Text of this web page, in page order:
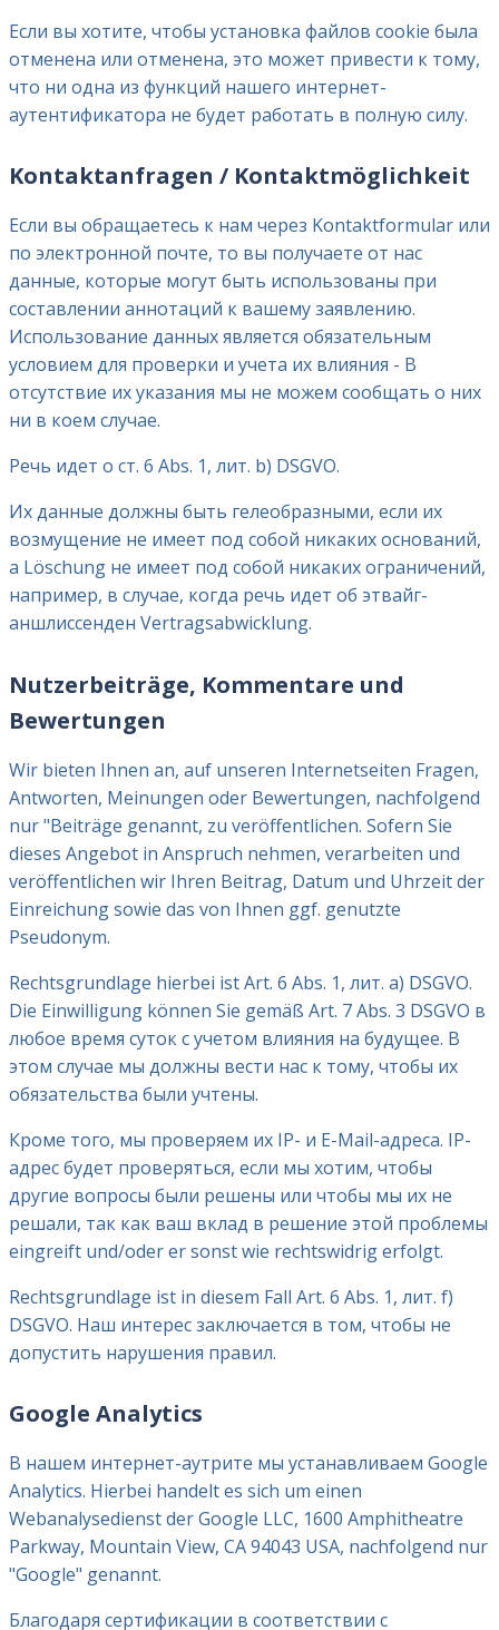
Если вы хотите, чтобы установка файлов cookie была
отменена или отменена, это может привести к тому,
что ни одна из функций нашего интернет-
аутентификатора не будет работать в полную силу.
Kontaktanfragen / Kontaktmöglichkeit
Если вы обращаетесь к нам через Kontaktformular или
по электронной почте, то вы получаете от нас
данные, которые могут быть использованы при
составлении аннотаций к вашему заявлению.
Использование данных является обязательным
условием для проверки и учета их влияния - В
отсутствие их указания мы не можем сообщать о них
ни в коем случае.
Речь идет о ст. 6 Abs. 1, лит. b) DSGVO.
Их данные должны быть гелеобразными, если их
возмущение не имеет под собой никаких оснований,
а Löschung не имеет под собой никаких ограничений,
например, в случае, когда речь идет об этвайг-
аншлиссенден Vertragsabwicklung.
Nutzerbeiträge, Kommentare und
Bewertungen
Wir bieten Ihnen an, auf unseren Internetseiten Fragen,
Antworten, Meinungen oder Bewertungen, nachfolgend
nur "Beiträge genannt, zu veröffentlichen. Sofern Sie
dieses Angebot in Anspruch nehmen, verarbeiten und
veröffentlichen wir Ihren Beitrag, Datum und Uhrzeit der
Einreichung sowie das von Ihnen ggf. genutzte
Pseudonym.
Rechtsgrundlage hierbei ist Art. 6 Abs. 1, лит. a) DSGVO.
Die Einwilligung können Sie gemäß Art. 7 Abs. 3 DSGVO в
любое время суток с учетом влияния на будущее. В
этом случае мы должны вести нас к тому, чтобы их
обязательства были учтены.
Кроме того, мы проверяем их IP- и E-Mail-адреса. IP-
адрес будет проверяться, если мы хотим, чтобы
другие вопросы были решены или чтобы мы их не
решали, так как ваш вклад в решение этой проблемы
eingreift und/oder er sonst wie rechtswidrig erfolgt.
Rechtsgrundlage ist in diesem Fall Art. 6 Abs. 1, лит. f)
DSGVO. Наш интерес заключается в том, чтобы не
допустить нарушения правил.
Google Analytics
В нашем интернет-аутрите мы устанавливаем Google
Analytics. Hierbei handelt es sich um einen
Webanalysedienst der Google LLC, 1600 Amphitheatre
Parkway, Mountain View, CA 94043 USA, nachfolgend nur
"Google" genannt.
Благодаря сертификации в соответствии с